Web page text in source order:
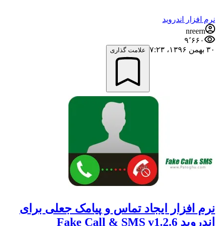
نرم افزار اندروید
nreern
۹٬۶۶۰
۳۰ بهمن ۱۳۹۶،‏ ۷:۲۳
علامت گذاری
نرم افزار ایجاد تماس و پیامک جعلی برای
اندروید Fake Call & SMS v1.2.6